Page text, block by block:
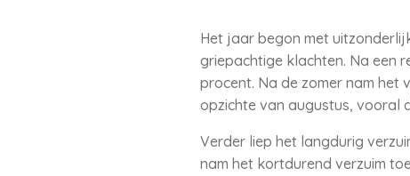
Het jaar begon met
griepachtige klachten. Na een
procent. Na de zomer nam het
opzichte van augustus, vooral
Verder liep het langdurig
nam het kortdurend verzuim